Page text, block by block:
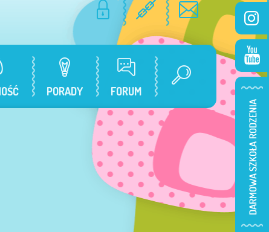
PORADY FORUM